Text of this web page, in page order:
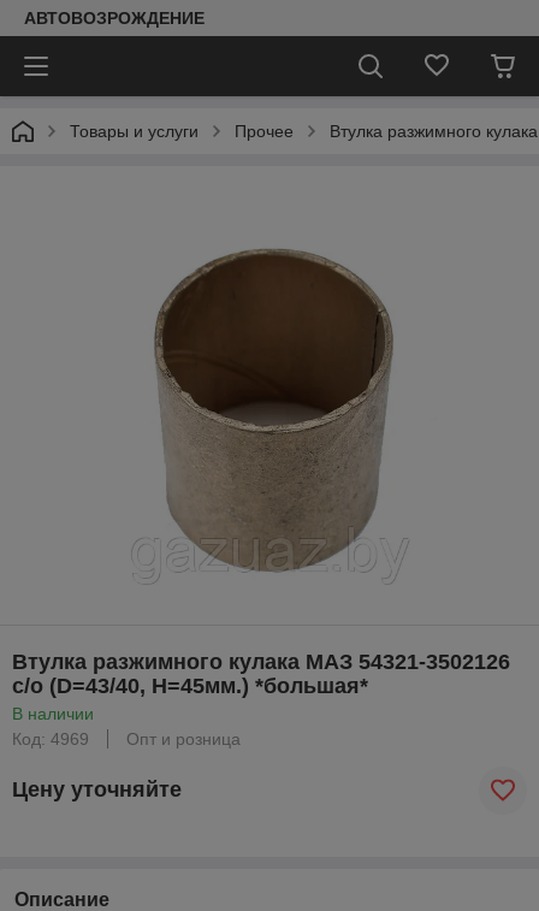
АВТОВОЗРОЖДЕНИЕ
Товары и услуги Прочее Втулка разжимного
Втулка разжимного кулака МАЗ 54321-3502126
с/о (D=43/40, Н=45мм.) *большая*
В наличии
Код: 4969
Опт и розница
Цену уточняйте
Описание